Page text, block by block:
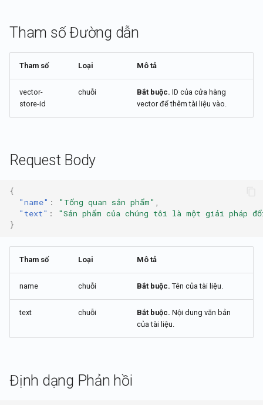
Tham số Đường dẫn
Tham số Loại Mô tả
vector-
store-id
chuỗi Bắt buộc. ID của cửa hàng
vector để thêm tài liệu vào.
Request Body
{
"name" : "Tổng quan sản phẩm" ,
"text" :
"Sản phẩm của chúng tôi là một giải pháp
}
Tham số Loại Mô tả
name chuỗi Bắt buộc. Tên của tài liệu.
text chuỗi Bắt buộc. Nội dung văn bản
của tài liệu.
Định dạng Phản hồi